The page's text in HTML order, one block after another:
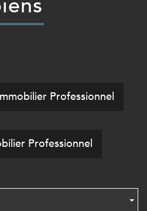
Professionnel
Professionnel